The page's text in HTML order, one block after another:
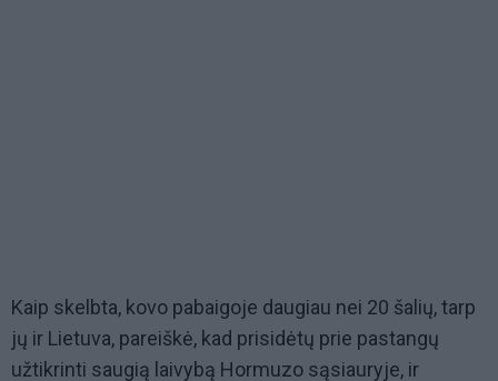
Kaip skelbta, kovo pabaigoje daugiau nei 20 šalių, tarp
jų ir Lietuva, pareiškė, kad prisidėtų prie pastangų
užtikrinti saugią laivybą Hormuzo sąsiauryje, ir